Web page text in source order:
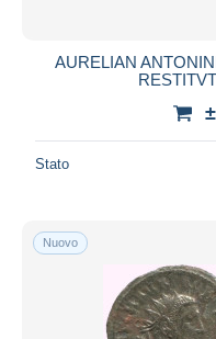
AURELIAN
Stato
Nuovo